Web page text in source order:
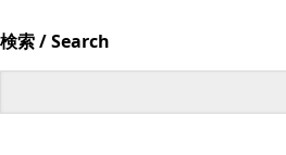
検索 / Search